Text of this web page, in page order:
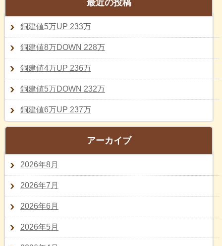
最近の投稿
銅建値5万UP 233万
銅建値8万DOWN 228万
銅建値4万UP 236万
銅建値5万DOWN 232万
銅建値6万UP 237万
アーカイブ
2026年8月
2026年7月
2026年6月
2026年5月